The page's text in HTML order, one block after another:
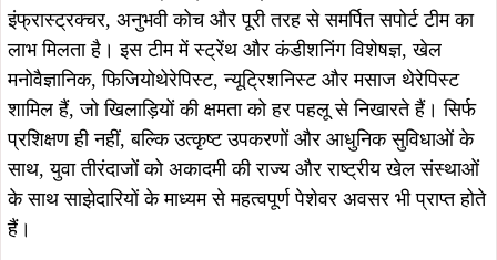
ऊँचाइयों तक पहुँचाने के प्रति इसकी प्रतिबद्धता को और मजबूत करता
है।
चेऱो आर्चर्स टीम अपनी प्रख्यात और दमदार टीम पर गर्व करती है,
जिसमें विश्व स्तरीय तीरंदाज शामिल हैं। डेनमार्क के मैथियास फुलर्टन,
जो कम्पाउंड आर्चरी में वर्तमान वर्ल्ड नंबर 1 हैं, टीम में अद्वितीय
विशेषज्ञता और अनुभव लेकर आए हैं। भारत के ओलंपियन और पूर्व
टीएए खिलाड़ी अतानु दास के साथ रिकर्व आर्चरी में वर्ल्ड नंबर 9
कैथरिना बाउर भी टीम का हिस्सा हैं। इसके अलावा, भारतीय तीरंदाजों